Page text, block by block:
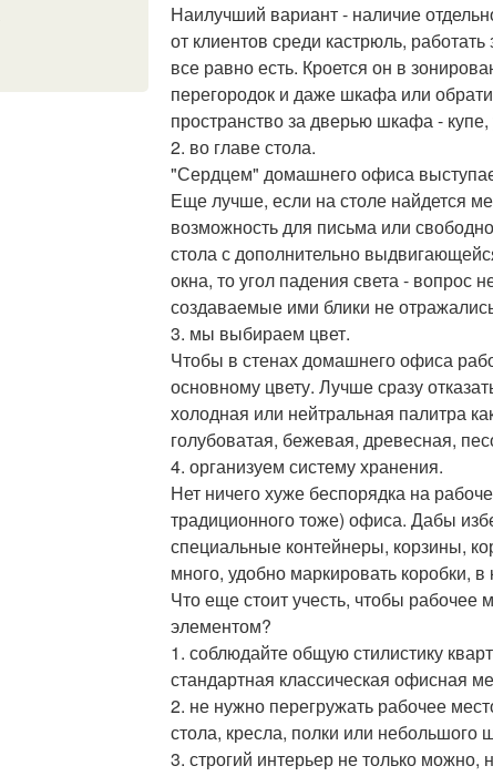
Наилучший вариант - наличие
от клиентов среди кастрюль,
все равно есть. Кроется он в
перегородок и даже шкафа или
пространство за дверью шкафа -
2. во главе стола.
"Сердцем" домашнего офиса
Еще лучше, если на столе найдется
возможность для письма или
стола с дополнительно
окна, то угол падения света - вопрос
создаваемые ими блики не
3. мы выбираем цвет.
Чтобы в стенах домашнего офиса
основному цвету. Лучше сразу
холодная или нейтральная палитра
голубоватая, бежевая, древесная,
4. организуем систему хранения.
Нет ничего хуже беспорядка на
традиционного тоже) офиса. Дабы
специальные контейнеры, корзины,
много, удобно маркировать коробки,
Что еще стоит учесть, чтобы
элементом?
1. соблюдайте общую стилистику
стандартная классическая офисная
2. не нужно перегружать рабочее
стола, кресла, полки или небольшого
3. строгий интерьер не только